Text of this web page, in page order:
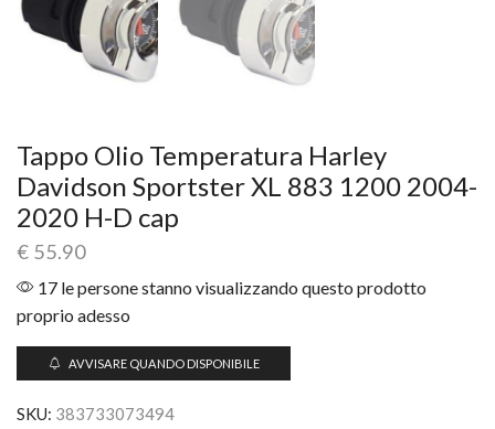
Tappo Olio Temperatura Harley
Davidson Sportster XL 883 1200 2004-
2020 H-D cap
€ 55.90
17 le persone stanno visualizzando questo prodotto
proprio adesso
AVVISARE QUANDO DISPONIBILE
SKU: 383733073494